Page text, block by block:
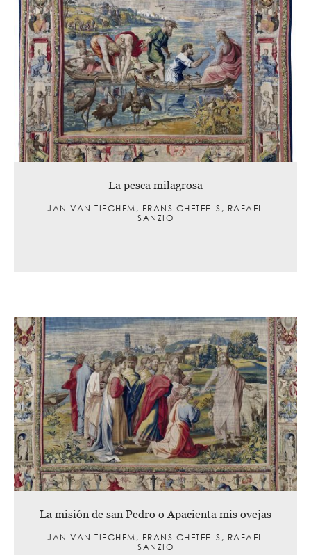
La pesca milagrosa
JAN VAN TIEGHEM, FRANS GHETEELS, RAFAEL
SANZIO
La misión de san Pedro o Apacienta mis ovejas
JAN VAN TIEGHEM, FRANS GHETEELS, RAFAEL
SANZIO